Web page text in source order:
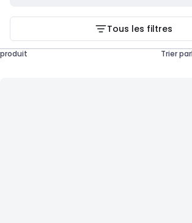
Tous les filtres
produit Trier par